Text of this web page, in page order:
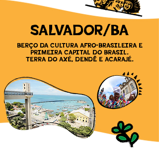
SALVADOR/BA
BERÇO DA CULTURA AFRO-BRASILEIRA E
PRIMEIRA CAPITAL DO BRASIL.
TERRA DO AXÉ, DENDÊ E ACARAJÉ.